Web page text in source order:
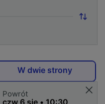
W dwie strony
Powrót